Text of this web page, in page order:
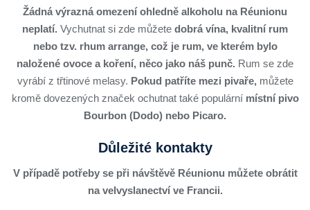
Žádná výrazná omezení ohledně alkoholu na Réunionu
neplatí. Vychutnat si zde můžete dobrá vína, kvalitní rum
nebo tzv. rhum arrange, což je rum, ve kterém bylo
naložené ovoce a koření, něco jako náš punč. Rum se zde
vyrábí z třtinové melasy. Pokud patříte mezi pivaře,můžete
kromě dovezených značek ochutnat také populární místní pivo
Bourbon (Dodo) nebo Picaro.
Důležité kontakty
V případě potřeby se při návštěvě Réunionu můžete obrátit
na velvyslanectví ve Francii.